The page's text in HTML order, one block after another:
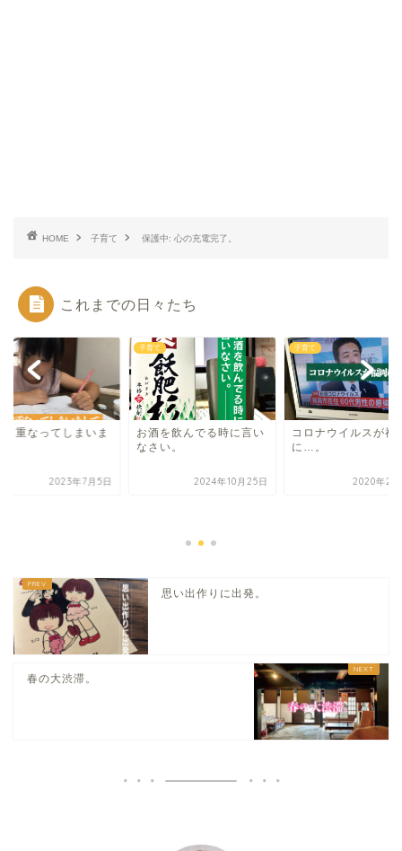
HOME 子育て 保護中: 心の充電完了。
これまでの日々たち
と重なってしまいま
2023年7月5日
子育て
お酒を飲んでる時に言い
なさい。
2024年10月25日
子育て
コロナウイルスが福
に…。
2020年2
思い出作りに出発。
春の大渋滞。